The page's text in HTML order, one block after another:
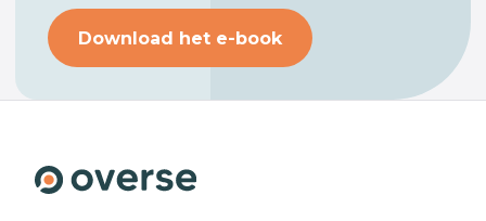
Download het e-book